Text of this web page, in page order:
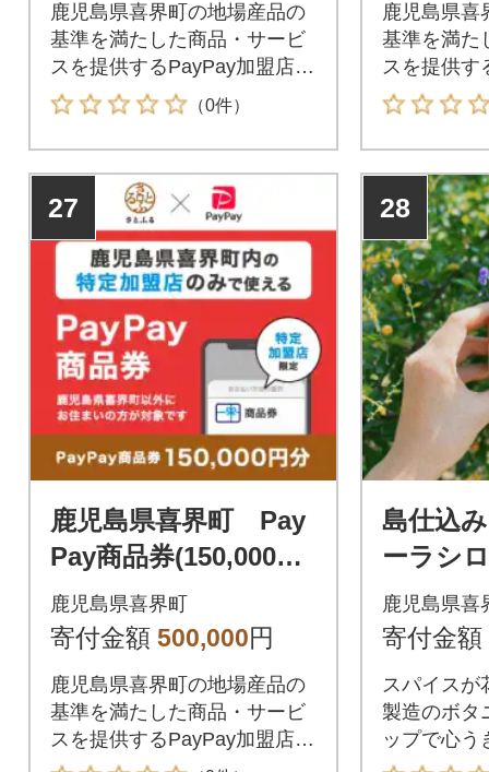
鹿児島県喜界町の地場産品の
基準を満たした商品・サービ
スを提供するPayPay加盟店で
のお支払いにご利用いただけ
ます。鹿児島県喜界町在住の
方はPayPay商品券を受け取れ
ませんのでご注意ください。
（0件）
鹿児島県喜
基準を満た
スを提供す
のお支払い
ます。鹿児
方は
ませんので
27
鹿児島県喜界町 Pay
Pay商品券(150,000円
分)※地域内の一部の
加盟店のみで利用可
鹿児島県喜界町
寄付金額 500,000円
鹿児島県喜界町の地場産品の
基準を満たした商品・サービ
スを提供するPayPay加盟店で
のお支払いにご利用いただけ
28
島仕込
ーラシ
OBA
鹿児島県喜
寄付金額
スパイスが
製造のボタ
ップで心う